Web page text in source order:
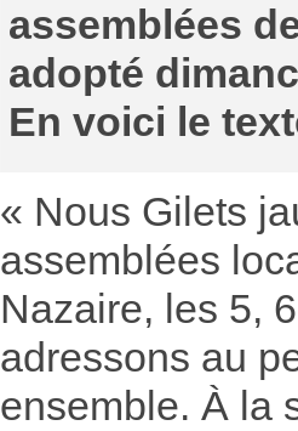
assemblées
adopté
En voici le
« Nous Gilets
assemblées
Nazaire, les 5,
adressons au
ensemble. À la